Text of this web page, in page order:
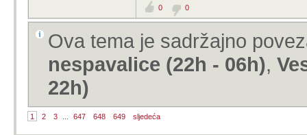
0 0
Ova tema je sadržajno
nespavalice (22h - 06h),
22h)
1 2 3 647 648 649 sljedeća